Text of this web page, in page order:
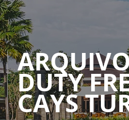
DUTY
CAYS